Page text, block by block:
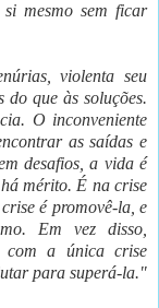
mesmo sem ficar
violenta seu
do que às soluções.
O inconveniente
as saídas e
desafios, a vida é
mérito. É na crise
é promovê-la, e
Em vez disso,
com a única crise
para superá-la."